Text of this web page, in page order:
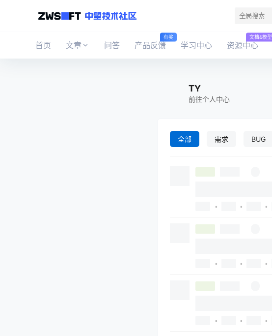
首页 文章 问答 产品反馈
有奖
学习中心 资源中心
文档&模型
TY
前往个人中心
全部 需求 BUG
• • •
• • •
• • •